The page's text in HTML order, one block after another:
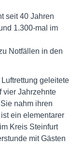
seit 40 Jahren
1.300-mal im
Notfällen in den
geleitete
vier Jahrzehnte
nahm ihren
ein elementarer
Kreis Steinfurt
mit Gästen